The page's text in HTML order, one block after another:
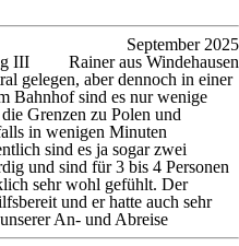
September 2025
III
Rainer aus Windehausen
gelegen, aber dennoch in einer
Bahnhof sind es nur wenige
Grenzen zu Polen und
in wenigen Minuten
sind es ja sogar zwei
und sind für 3 bis 4 Personen
sehr wohl gefühlt. Der
und er hatte auch sehr
An- und Abreise